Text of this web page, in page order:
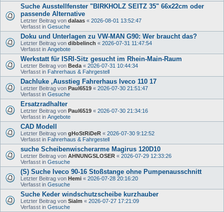
Suche Ausstellfenster "BIRKHOLZ SEITZ 35" 66x22cm oder
passende Alternative
Letzter Beitrag von dalaas « 2026-08-01 13:52:47
Verfasst in Gesuche
Doku und Unterlagen zu VW-MAN G90: Wer braucht das?
Letzter Beitrag von dibbelinch « 2026-07-31 11:47:54
Verfasst in Angebote
Werkstatt für ISRI-Sitz gesucht im Rhein-Main-Raum
Letzter Beitrag von Beda « 2026-07-31 10:44:34
Verfasst in Fahrerhaus & Fahrgestell
Dachluke ,Ausstieg Fahrerhaus Iveco 110 17
Letzter Beitrag von Paul6519 « 2026-07-30 21:51:47
Verfasst in Gesuche
Ersatzradhalter
Letzter Beitrag von Paul6519 « 2026-07-30 21:34:16
Verfasst in Angebote
CAD Modell
Letzter Beitrag von gHoStRiDeR « 2026-07-30 9:12:52
Verfasst in Fahrerhaus & Fahrgestell
suche Scheibenwischerarme Magirus 120D10
Letzter Beitrag von AHNUNGSLOSER « 2026-07-29 12:33:26
Verfasst in Gesuche
(S) Suche Iveco 90-16 Stoßstange ohne Pumpenausschnitt
Letzter Beitrag von Hemi « 2026-07-28 20:16:20
Verfasst in Gesuche
Suche Keder windschutzscheibe kurzhauber
Letzter Beitrag von Sialm « 2026-07-27 17:21:09
Verfasst in Gesuche